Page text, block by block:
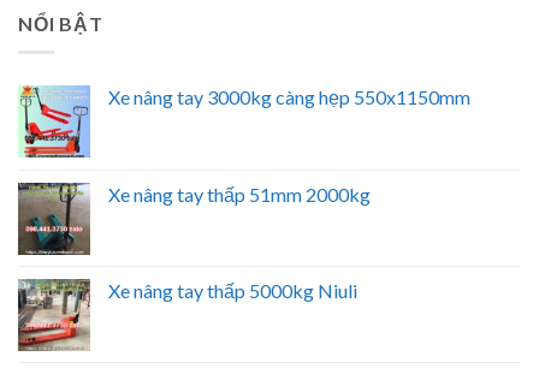
NỔI BẬT
Xe nâng tay 3000kg càng hẹp 550x1150mm
Xe nâng tay thấp 51mm 2000kg
Xe nâng tay thấp 5000kg Niuli